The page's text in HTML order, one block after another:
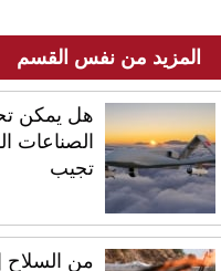
المزيد من نفس القسم
هل يمكن
الصناعات
تجيب
من السلاح